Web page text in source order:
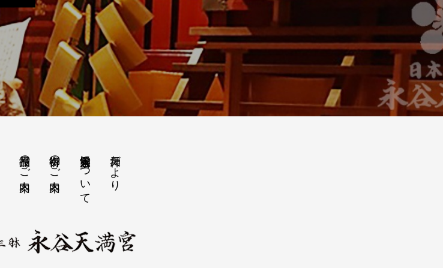
天神だより
永谷天満宮について
御祈祷のご案内
授与品のご案内